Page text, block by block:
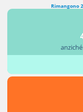
Rimangono
anziché